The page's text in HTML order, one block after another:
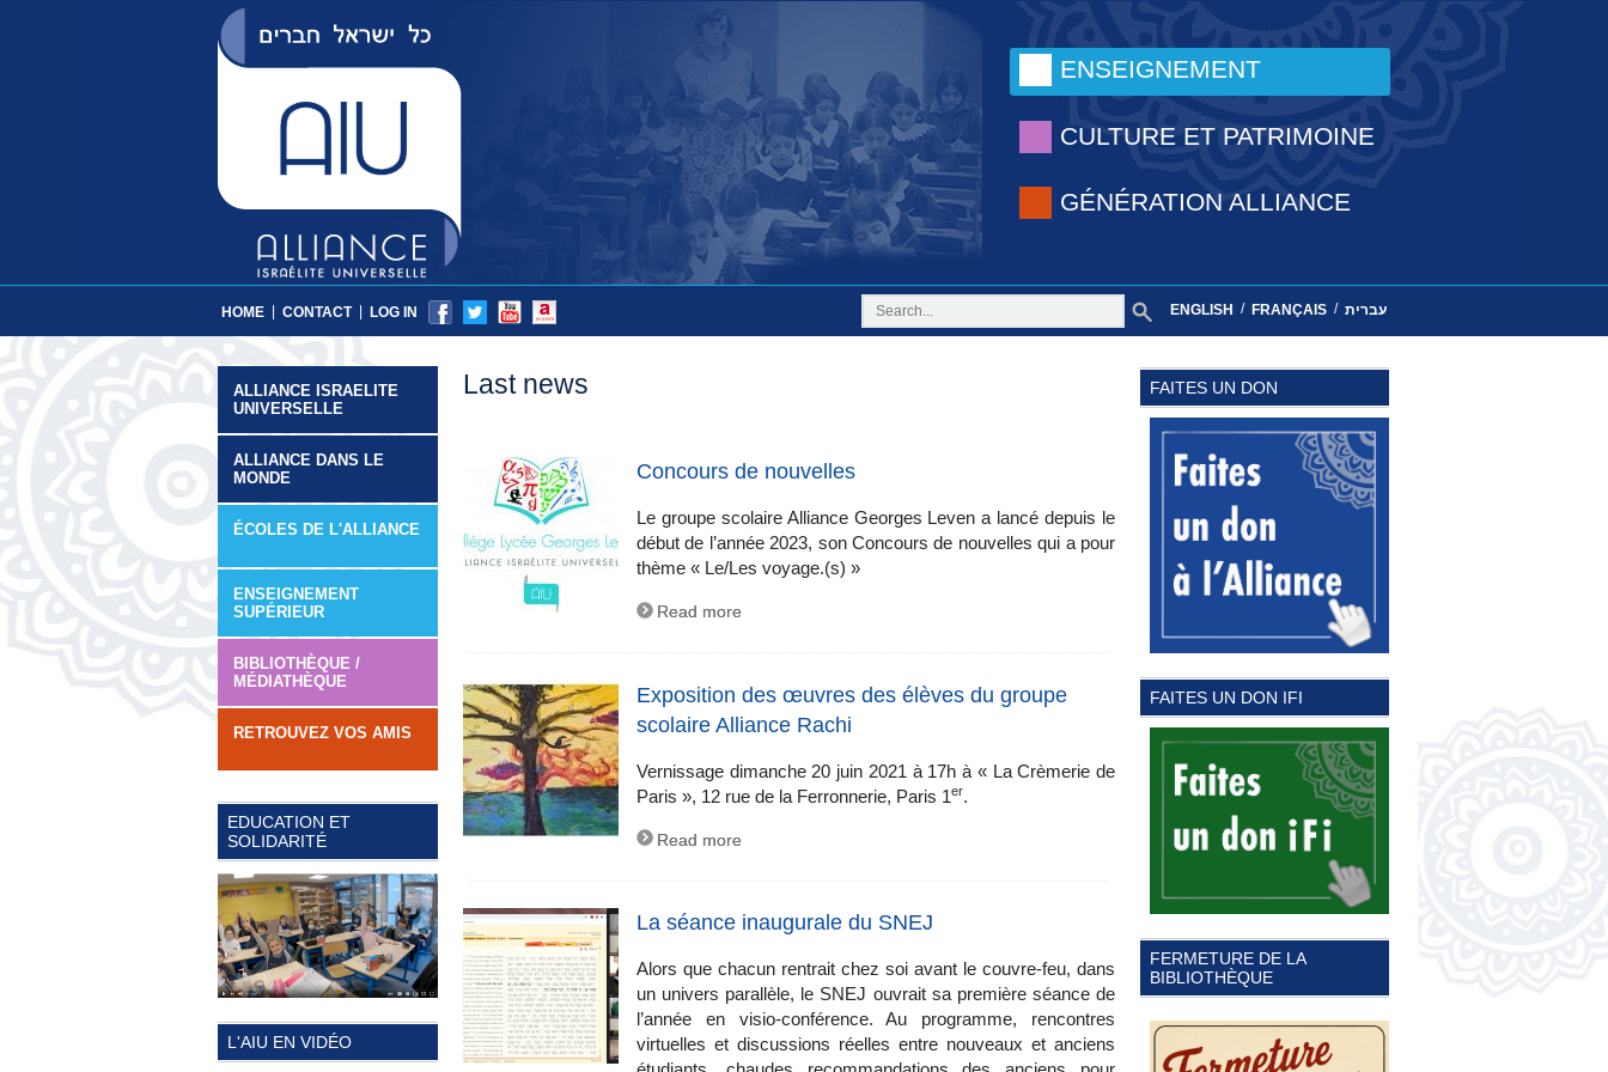
ENSEIGNEMENT
CULTURE ET PATRIMOINE
GÉNÉRATION ALLIANCE
HOME CONTACT LOG IN ENGLISH / FRANÇAIS / עברית
Last news
Concours de nouvelles
Le groupe scolaire Alliance Georges Leven a lancé depuis le
début de l’année 2023, son Concours de nouvelles qui a pour
thème « Le/Les voyage.(s) »
Read more
Exposition des œuvres des élèves du groupe
scolaire Alliance Rachi
Vernissage dimanche 20 juin 2021 à 17h à « La Crèmerie de
Paris », 12 rue de la Ferronnerie, Paris 1er.
Read more
La séance inaugurale du SNEJ
Alors que chacun rentrait chez soi avant le couvre-feu, dans
un univers parallèle, le SNEJ ouvrait sa première séance de
l’année en visio-conférence. Au programme, rencontres
virtuelles et discussions réelles entre nouveaux et anciens
ALLIANCE ISRAELITE
UNIVERSELLE
ALLIANCE DANS LE
MONDE
ÉCOLES DE L'ALLIANCE
ENSEIGNEMENT
SUPÉRIEUR
BIBLIOTHÈQUE /
MÉDIATHÈQUE
RETROUVEZ VOS AMIS
EDUCATION ET
SOLIDARITÉ
L'AIU EN VIDÉO
FAITES UN DON
FAITES UN DON IFI
FERMETURE DE LA
BIBLIOTHÈQUE